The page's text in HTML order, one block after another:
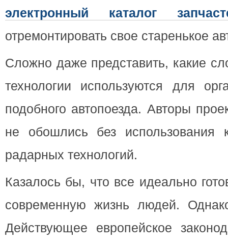
электронный каталог
отремонтировать свое старенькое
Сложно даже представить, какие
технологии используются для
подобного автопоезда. Авторы
не обошлись без использования
радарных технологий.
Казалось бы, что все идеально
современную жизнь людей.
Действующее европейское